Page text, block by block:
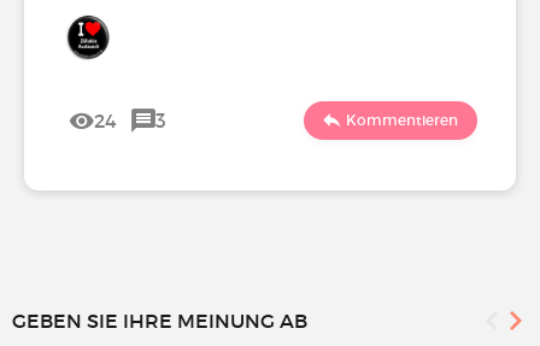
24 3 Kommentieren
GEBEN SIE IHRE MEINUNG AB